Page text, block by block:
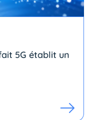
5G établit un